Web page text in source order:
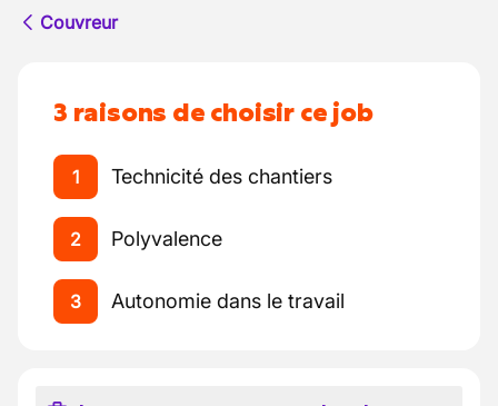
Couvreur
3 raisons de choisir ce job
1 Technicité des chantiers
2 Polyvalence
3 Autonomie dans le travail